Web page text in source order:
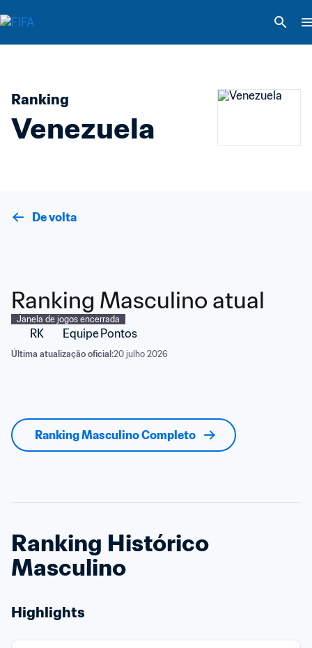
Ranking
Venezuela
De volta
Ranking Masculino atual
Janela de jogos encerrada
RK Equipe Pontos
Última atualização oficial:20 julho 2026
Ranking Masculino Completo
Ranking Histórico
Masculino
Highlights